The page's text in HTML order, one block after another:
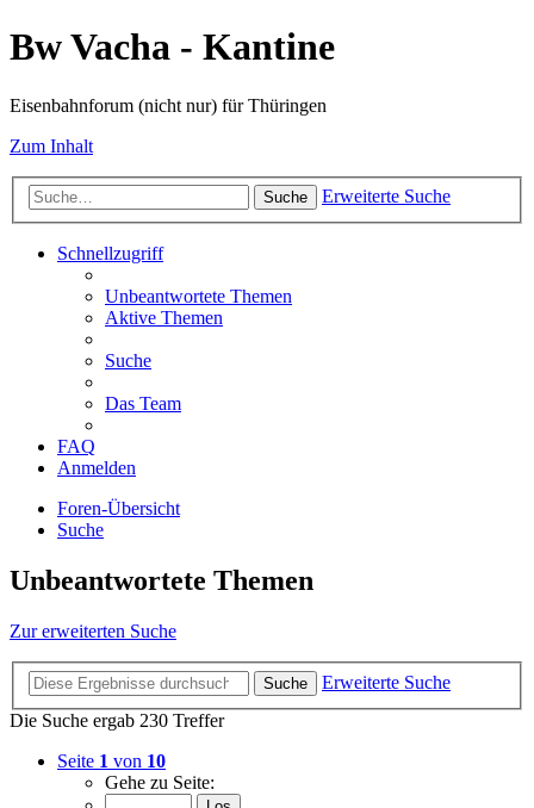
Bw Vacha - Kantine
Eisenbahnforum (nicht nur) für Thüringen
Zum Inhalt
Suche Erweiterte Suche
Schnellzugriff
Unbeantwortete Themen
Aktive Themen
Suche
Das Team
FAQ
Anmelden
Foren-Übersicht
Suche
Unbeantwortete Themen
Zur erweiterten Suche
Suche
Erweiterte Suche
Die Suche ergab 230 Treffer
Seite 1 von 10
Gehe zu Seite: